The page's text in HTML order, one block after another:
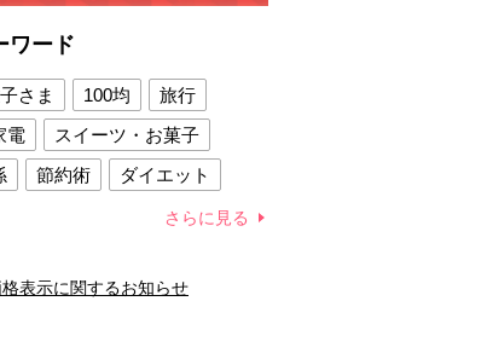
ワード
さま 100均
旅行
電
スイーツ・お菓子
節約術
ダイエット
新津春子 どか食い
さらに見る
表示に関するお知らせ